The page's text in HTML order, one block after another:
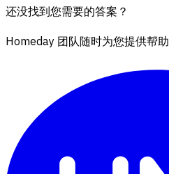
还没找到您需要的答案？
Homeday 团队随时为您提供帮助